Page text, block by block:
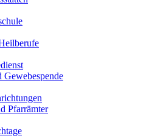
Gewebespende
Pfarrämter